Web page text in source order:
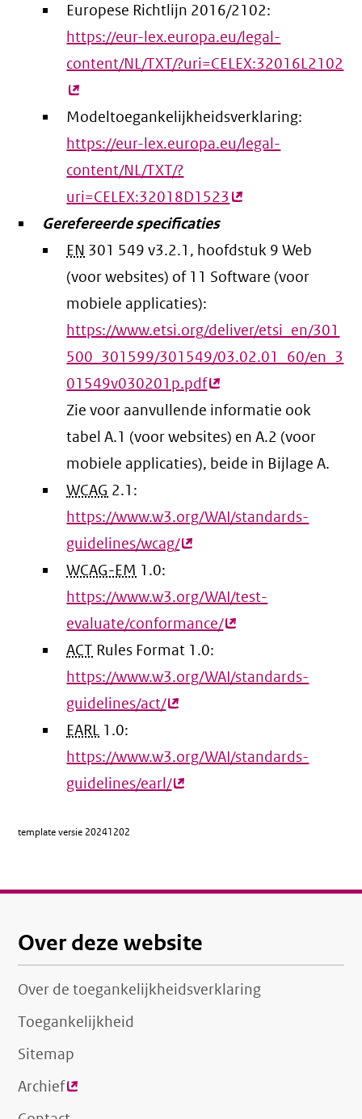
Europese Richtlijn 2016/2102:
https://eur-lex.europa.eu/legal-
content/NL/TXT/?uri=CELEX:32016L2102
Modeltoegankelijkheidsverklaring:
https://eur-lex.europa.eu/legal-
content/NL/TXT/?
uri=CELEX:32018D1523 (externe
Gerefereerde specificaties
EN 301 549 v3.2.1, hoofdstuk 9 Web
(voor websites) of 11 Software (voor
mobiele applicaties):
https://www.etsi.org/deliver/etsi_en/301
500_301599/301549/03.02.01_60/en_3
01549v030201p.pdf(externe
link)
Zie voor aanvullende informatie ook
tabel A.1 (voor websites) en A.2 (voor
mobiele applicaties), beide in Bijlage A.
WCAG 2.1:
https://www.w3.org/WAI/standards-
guidelines/wcag/(externe
WCAG-EM 1.0:
https://www.w3.org/WAI/test-
evaluate/conformance/(externe
ACT Rules Format 1.0:
https://www.w3.org/WAI/standards-
guidelines/act/(externe
EARL 1.0:
https://www.w3.org/WAI/standards-
guidelines/earl/(externe
template versie 20241202
Over deze website
Over de toegankelijkheidsverklaring
Toegankelijkheid
Sitemap
Archief(externe
link)